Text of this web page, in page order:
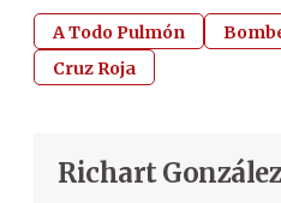
A Todo Pulmón
Cruz Roja
Richart González